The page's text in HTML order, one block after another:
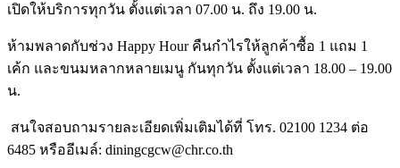
เปิดให้บริการทุกวัน ตั้งแต่เวลา 07.00 น. ถึง 19.00 น.
ห้ามพลาดกับช่วง Happy Hour คืนกำไรให้ลูกค้าซื้อ 1 แถม 1
เค้ก และขนมหลากหลายเมนู กันทุกวัน ตั้งแต่เวลา 18.00 – 19.00
น.
สนใจสอบถามรายละเอียดเพิ่มเติมได้ที่ โทร. 02100 1234 ต่อ
6485 หรืออีเมล์: diningcgcw@chr.co.th